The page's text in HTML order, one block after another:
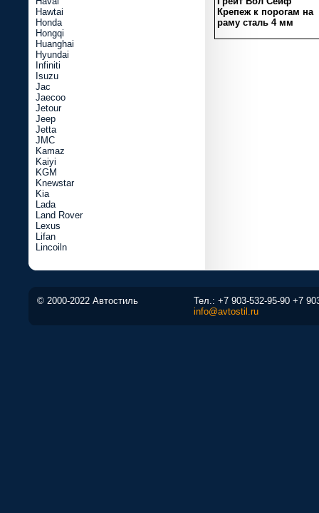
Крепеж к порогам на
раму сталь 4 мм
Hawtai
Honda
Hongqi
Huanghai
Hyundai
Infiniti
Isuzu
Jac
Jaecoo
Jetour
Jeep
Jetta
JMC
Kamaz
Kaiyi
KGM
Knewstar
Kia
Lada
Land Rover
Lexus
Lifan
Lincoiln
© 2000-2022 Автостиль Тел.: +7 903-532-95-90 +7
info@avtostil.ru